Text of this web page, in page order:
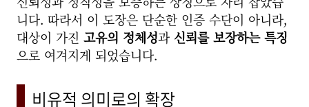
니다. 따라서 이 도장은 단순한 인증 수단이 아니라,
대상이 가진 고유의 정체성과 신뢰를 보장하는 특징
으로 여겨지게 되었습니다.
비유적 의미로의 확장